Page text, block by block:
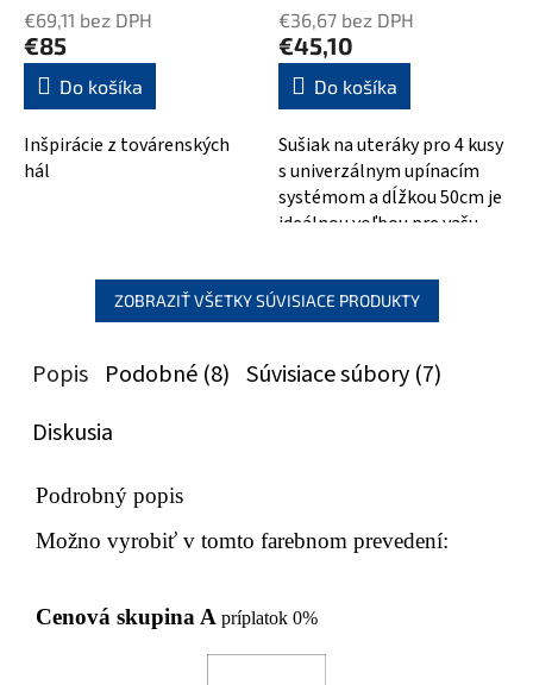
€69,11 bez DPH
€85
Do košíka
Inšpirácie z továrenských
hál
€36,67 bez DPH
€45,10
Do košíka
Sušiak na uteráky pro 4 kusy
s univerzálnym upínacím
systémom a dĺžkou 50cm je
ideálnou voľbou pre vašu
ZOBRAZIŤ VŠETKY SÚVISIACE PRODUKTY
Popis Podobné (8) Súvisiace súbory (7)
Diskusia
Podrobný popis
Možno vyrobiť v tomto farebnom prevedení:
Cenová skupina A príplatok 0%